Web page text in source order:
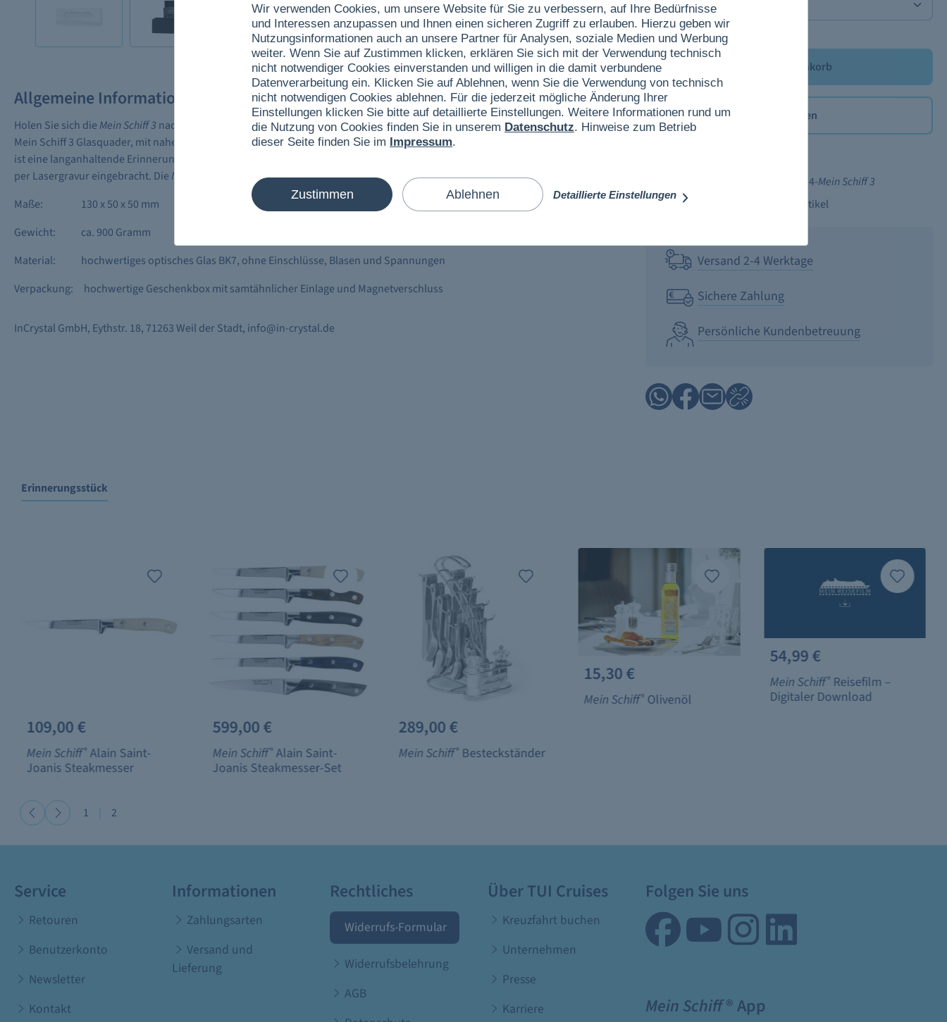
Allgemeine Informationen
Holen Sie sich die Mein Schiff 3 nach Hause. Ob im Wohnzimmer auf dem Sideboard oder im Büro auf dem Schreibtisch – unser
Mein Schiff 3 Glasquader, mit nahezu detailgetreuer 3D Lasergravur ist ein absoluter Hingucker. Dieser hochwertige Glasquader
ist eine langanhaltende Erinnerung an Ihre Reise auf der
per Lasergravur eingebracht. Die Mein Schiff 3
kann im Glasquader also von allen Seiten (360 Grad Ansicht) betrachtet werden.
Maße:
130 x 50 x 50 mm
Gewicht:
ca. 900 Gramm
Material:
hochwertiges optisches Glas BK7, ohne Einschlüsse, Blasen und Spannungen
Verpackung:
hochwertige Geschenkbox mit samtähnlicher Einlage und Magnetverschluss
InCrystal GmbH, Eythstr. 18, 71263 Weil der Stadt, info@in-crystal.de
In den Warenkorb
Merken
TC-194-Mein Schiff 3
Kategorie:
Fanartikel
Versand 2-4 Werktage
Sichere Zahlung
Persönliche Kundenbetreuung
Erinnerungsstück
109,00 €
Mein Schiff®Alain Saint-
Joanis Steakmesser
599,00 €
Mein Schiff®Alain Saint-
Joanis Steakmesser-Set
289,00 €
Mein Schiff®Besteckständer
15,30 €
Mein Schiff®Olivenöl
54,99 €
Mein Schiff®Reisefilm –
Digitaler Download
1 2
Service
Retouren
Benutzerkonto
Newsletter
Kontakt
Informationen
Zahlungsarten
Versand und
Lieferung
Rechtliches
Widerrufs-Formular
Widerrufsbelehrung
AGB
Über TUI Cruises
Kreuzfahrt buchen
Unternehmen
Presse
Karriere
Folgen Sie uns
Mein Schiff® App
Wir verwenden Cookies, um unsere Website für Sie zu verbessern, auf Ihre Bedürfnisse
und Interessen anzupassen und Ihnen einen sicheren Zugriff zu erlauben. Hierzu geben wir
Nutzungsinformationen auch an unsere Partner für Analysen, soziale Medien und Werbung
weiter. Wenn Sie auf Zustimmen klicken, erklären Sie sich mit der Verwendung technisch
nicht notwendiger Cookies einverstanden und willigen in die damit verbundene
Datenverarbeitung ein. Klicken Sie auf Ablehnen, wenn Sie die Verwendung von technisch
nicht notwendigen Cookies ablehnen. Für die jederzeit mögliche Änderung Ihrer
Einstellungen klicken Sie bitte auf detaillierte Einstellungen. Weitere Informationen rund um
die Nutzung von Cookies finden Sie in unserem Datenschutz. Hinweise zum Betrieb
dieser Seite finden Sie im Impressum.
Zustimmen Ablehnen Detaillierte Einstellungen